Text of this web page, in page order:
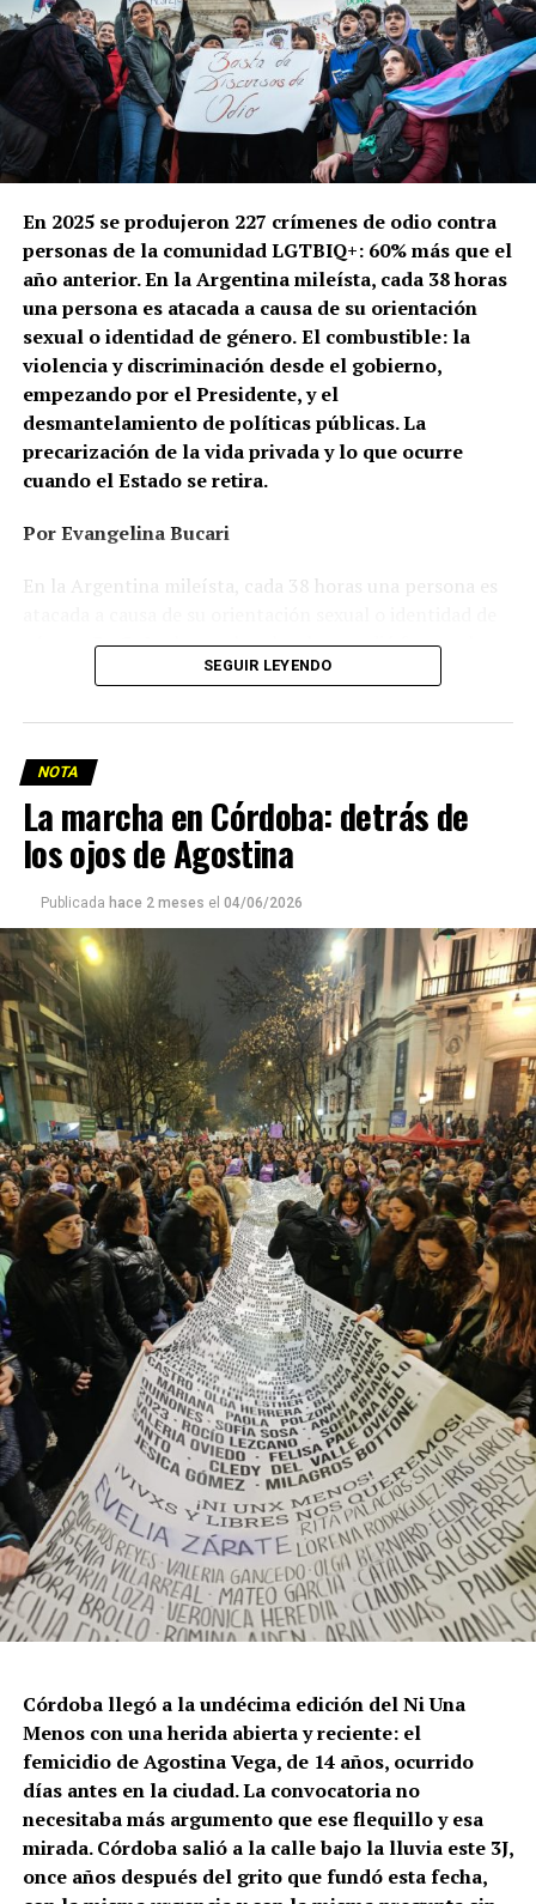
En 2025 se produjeron 227 crímenes de odio contra
personas de la comunidad LGTBIQ+: 60% más que el
año anterior. En la Argentina mileísta, cada 38 horas
una persona es atacada a causa de su orientación
sexual o identidad de género.El combustible: la
violencia y discriminación desde el gobierno,
empezando por el Presidente, y el
desmantelamiento de políticas públicas. La
precarización de la vida privada y lo que ocurre
cuando el Estado se retira.
Por Evangelina Bucari
En la Argentina mileísta, cada 38 horas una persona es
género. En Cañuelas, un hombre le prendió fuego a la
casa de una pareja de lesbianas. En Recoleta, dos
un hombre las frenó y las increpó: una terminó con la
nariz fracturada; la otra, con lesiones en la mano. En
Palermo, un joven gay fue brutalmente golpeado y le
rompieron la mandíbula. En Neuquén, Azul Mía Natasha
Semeñenko fue asesinada, sin haber podido “ser Azul del
todo” porque no recibió su hormonización.
Ninguno de estos hechos violentos de 2025 fue
excepcional. El año pasado se registraron 227 crímenes
de odio contra personas lesbianas, gays, bisexuales,
trans (travestis, transexuales y transgéneros) y otras
identidades disidentes. Según el informe anual del
Observatorio Nacional de Crímenes de Odio LGBT+, fue
el año más violento desde la creación de este organismo,
con un crecimiento de más del 60% respecto de 2024,
cuando se habían registrado 140 casos. Se trata, dice el
relevamiento, de un aumento “abrupto, excepcional y
cualitativamente distinto a la progresión observada en
los años anteriores”.
La violencia por odio hacia el colectivo LGBT+ se
intensificó en un contexto de desmantelamiento de
políticas públicas, vaciamiento de organismos de
protección, paralización de la agenda legislativa en
materia de derechos y consolidación de discursos
fascistas que estigmatizan a la diversidad.
Para María Rachid, titular del Instituto contra la
Discriminación de la Ciudad de Buenos Aires e
integrante de la Federación Argentina LGBT+
(FALGBT), el drástico aumento de estos crímenes en
Argentina no puede separarse de los discursos de odio
que provienen del gobierno nacional. “Tanto el
de manera violenta y discriminatoria hacia la comunidad
LGBT en general y, principalmente, hacia la comunidad
trans”, describe Rachid. “Y eso –agrega– genera mayor
violencia y discriminación en la vida cotidiana. Esos
discursos terminan legitimando, avalando y fomentando
la violencia hacia nuestra comunidad”.
Esa realidad se percibe en lo cotidiano. Ayito Cabrera,
SEGUIR LEYENDO
NOTA
La marcha en Córdoba: detrás de
los ojos de Agostina
Publicada hace 2 meses el 04/06/2026
Córdoba llegó a la undécima edición del Ni Una
Menos con una herida abierta y reciente: el
femicidio de Agostina Vega, de 14 años, ocurrido
días antes en la ciudad. La convocatoria no
necesitaba más argumento que ese flequillo y esa
mirada. Córdoba salió a la calle bajo la lluvia este 3J,
once años después del grito que fundó esta fecha,